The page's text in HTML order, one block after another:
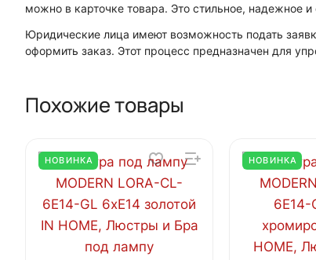
можно в карточке товара. Это стильное, надежное
Юридические лица имеют возможность подать
оформить заказ. Этот процесс предназначен для
Похожие товары
НОВИНКА НОВИНКА